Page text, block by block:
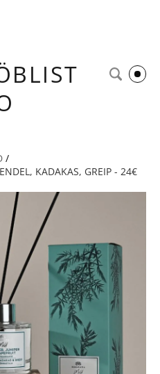
/
KADAKAS, GREIP - 24€